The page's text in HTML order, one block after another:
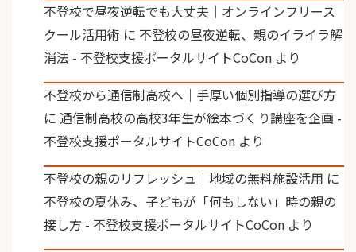
不登校で昼夜逆転でも大丈夫｜オンラインフリース
クール活用術 に 不登校の昼夜逆転、親のイライラ解
消法 - 不登校支援ポータルサイトCoCon より
不登校から通信制高校へ｜手厚い個別指導の選び方
に 通信制高校の高校3年生が絵本づくり講座を企画 -
不登校支援ポータルサイトCoCon より
不登校の親のリフレッシュ｜地域の無料施設活用 に
不登校の夏休み、子どもが「何もしない」時の親の
接し方 - 不登校支援ポータルサイトCoCon より